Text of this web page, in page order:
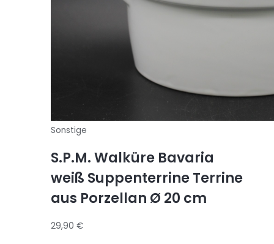
Sonstige
S.P.M. Walküre Bavaria
weiß Suppenterrine Terrine
aus Porzellan Ø 20 cm
29,90 €